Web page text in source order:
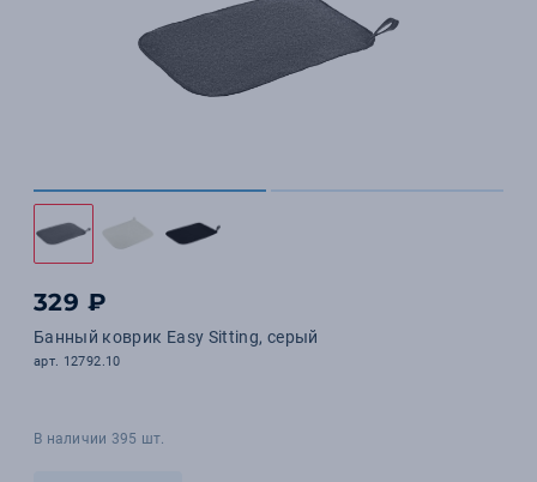
329 ₽
Банный коврик Easy Sitting, серый
арт. 12792.10
В наличии 395 шт.